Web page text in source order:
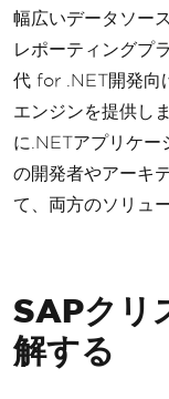
幅広いデータソー
レポーティングプ
代 for .NET開発向
エンジンを提供し
に.NETアプリケー
の開発者やアーキ
て、両方のソリュ
SAPクリ
解する